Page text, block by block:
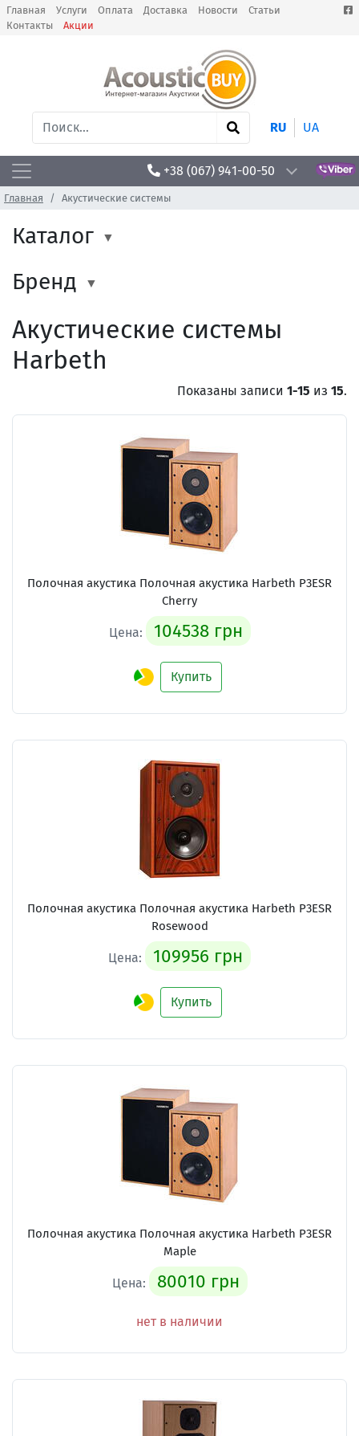
Главная Услуги Оплата Доставка Новости
Статьи
Контакты
Акции
RU UA
+38 (067) 941-00-50
Главная Акустические системы
Каталог
Бренд
Акустические системы
Harbeth
Показаны записи 1-15 из 15.
Полочная акустика Полочная акустика Harbeth P3ESR
Cherry
Цена: 104538 грн
Купить
Полочная акустика Полочная акустика Harbeth P3ESR
Rosewood
Цена: 109956 грн
Купить
Полочная акустика Полочная акустика Harbeth P3ESR
Maple
Цена: 80010 грн
нет в наличии